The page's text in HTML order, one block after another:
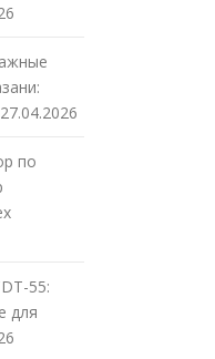
27.04.2026
по
55:
для